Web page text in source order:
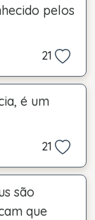
pelos
21
é um
21
são
que